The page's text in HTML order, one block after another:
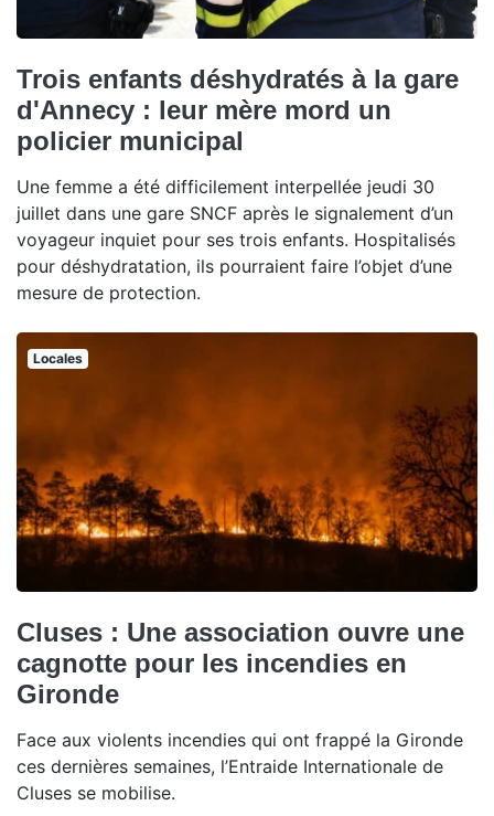
Trois enfants déshydratés à la gare
d'Annecy : leur mère mord un
policier municipal
Une femme a été difficilement interpellée jeudi 30
juillet dans une gare SNCF après le signalement d’un
voyageur inquiet pour ses trois enfants. Hospitalisés
pour déshydratation, ils pourraient faire l’objet d’une
mesure de protection.
Locales
Cluses : Une association ouvre une
cagnotte pour les incendies en
Gironde
Face aux violents incendies qui ont frappé la Gironde
ces dernières semaines, l’Entraide Internationale de
Cluses se mobilise.